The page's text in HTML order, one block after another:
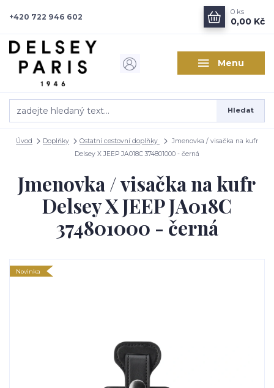
Menu
Hledat
+420 722 946 602
0 ks
0,00 Kč
Úvod Doplňky Ostatní cestovní doplňky
Jmenovka / visačka na kufr
Delsey X JEEP JA018C 374801000 - černá
Jmenovka / visačka na kufr
Delsey X JEEP JA018C
374801000 - černá
Novinka